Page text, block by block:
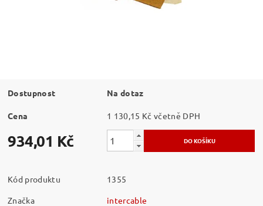
Dostupnost Na dotaz
Cena 1 130,15 Kč včetně DPH
934,01 Kč
Kód produktu
1355
Značka
intercable